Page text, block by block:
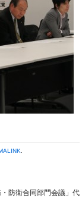
防衛合同部門会議」代